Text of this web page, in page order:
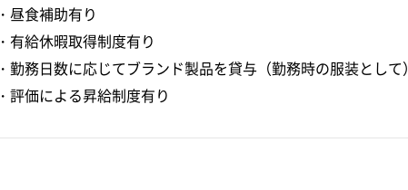
・昼食補助有り
・有給休暇取得制度有り
・勤務日数に応じてブランド製品を貸与（勤務時の服装として）
・評価による昇給制度有り